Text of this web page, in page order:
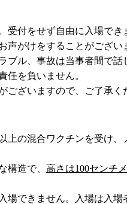
受付をせず自由に入場で
声がけをすることがござい
ブル、事故は当事者間で
任を負いません。
ございますので、ご了承く
上の混合ワクチンを受け
構造で、 高さは100センチ
場できません。
入場は入場